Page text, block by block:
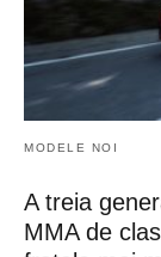
MODELE NOI
A treia
MMA de